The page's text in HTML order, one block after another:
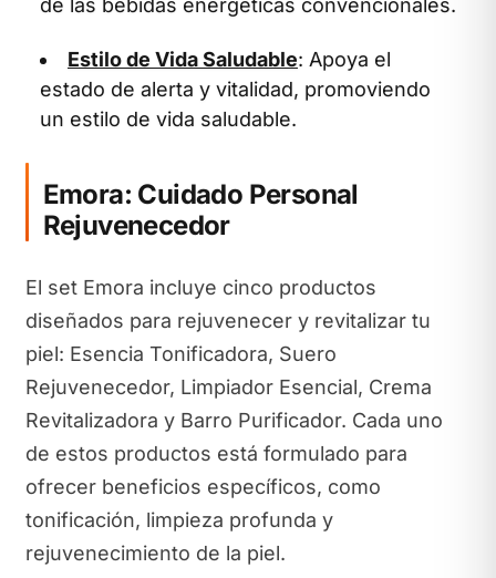
Estilo de Vida Saludable: Apoya el
estado de alerta y vitalidad, promoviendo
un estilo de vida saludable.
Emora: Cuidado Personal
Rejuvenecedor
El set Emora incluye cinco productos
diseñados para rejuvenecer y revitalizar tu
piel: Esencia Tonificadora, Suero
Rejuvenecedor, Limpiador Esencial, Crema
Revitalizadora y Barro Purificador. Cada uno
de estos productos está formulado para
ofrecer beneficios específicos, como
tonificación, limpieza profunda y
rejuvenecimiento de la piel.